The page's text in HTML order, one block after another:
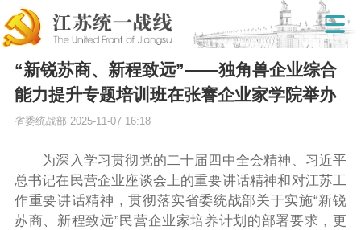
“新锐苏商、新程致远”——独角兽企业综合
能力提升专题培训班在张謇企业家学院举办
省委统战部 2025-11-07 16:18
为深入学习贯彻党的二十届四中全会精神、习近平
总书记在民营企业座谈会上的重要讲话精神和对江苏工
作重要讲话精神，贯彻落实省委统战部关于实施“新锐
苏商、新程致远”民营企业家培养计划的部署要求，更